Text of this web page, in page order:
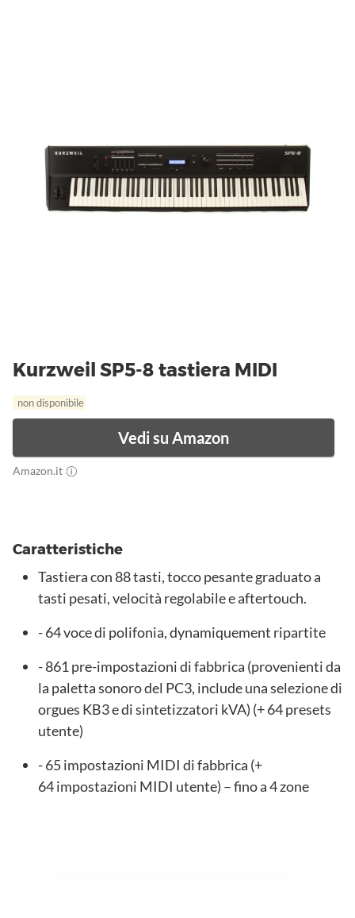
Kurzweil SP5-8 tastiera MIDI
non disponibile
Vedi su Amazon
Amazon.it
Caratteristiche
Tastiera con 88 tasti, tocco pesante graduato a
tasti pesati, velocità regolabile e aftertouch.
- 64 voce di polifonia, dynamiquement ripartite
- 861 pre-impostazioni di fabbrica (provenienti da
la paletta sonoro del PC3, include una selezione di
orgues KB3 e di sintetizzatori kVA) (+ 64 presets
utente)
- 65 impostazioni MIDI di fabbrica (+
64 impostazioni MIDI utente) – fino a 4 zone